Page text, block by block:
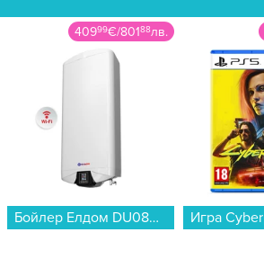
40999€/80188лв.
Бойлер Елдом DU080FW-W 65L 3.3KW WI-FI Галант , 3.3 , 65 , B , Вертикален...